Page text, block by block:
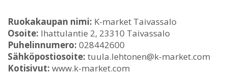
Ruokakaupan nimi: K-market Taivassalo
Osoite: Ihattulantie 2, 23310 Taivassalo
Puhelinnumero: 028442600
Sähköpostiosoite: tuula.lehtonen@k-market.com
Kotisivut: www.k-market.com